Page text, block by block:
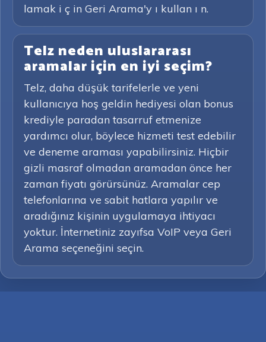
lamak i ç in Geri Arama'y ı kullan ı n.
Telz neden uluslararası
aramalar için en iyi seçim?
Telz, daha düşük tarifelerle ve yeni
kullanıcıya hoş geldin hediyesi olan bonus
krediyle paradan tasarruf etmenize
yardımcı olur, böylece hizmeti test edebilir
ve deneme araması yapabilirsiniz. Hiçbir
gizli masraf olmadan aramadan önce her
zaman fiyatı görürsünüz. Aramalar cep
telefonlarına ve sabit hatlara yapılır ve
aradığınız kişinin uygulamaya ihtiyacı
yoktur. İnternetiniz zayıfsa VoIP veya Geri
Arama seçeneğini seçin.